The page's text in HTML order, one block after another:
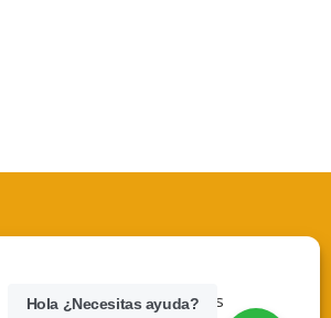
Ver preferencias
Hola ¿Necesitas ayuda?